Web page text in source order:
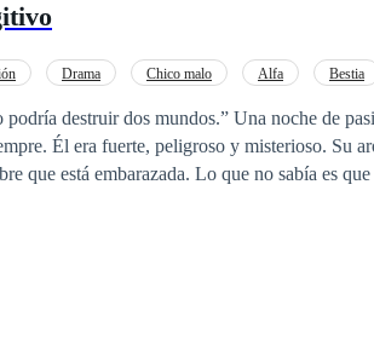
Drama Chico malo Alfa Bestia
Una noche de pasión con un desconocido
Él era fuerte, peligroso y misterioso. Su
profetizado para destruir o salvar a todas